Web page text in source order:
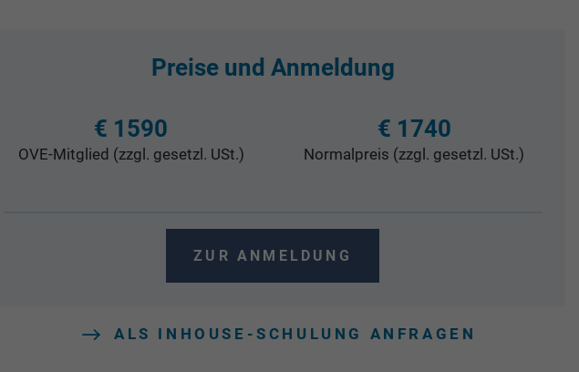
Preise und Anmeldung
€ 1590
OVE-Mitglied (zzgl. gesetzl. USt.)
€ 1740
Normalpreis (zzgl. gesetzl. USt.)
ZUR ANMELDUNG
ALS INHOUSE-SCHULUNG ANFRAGEN